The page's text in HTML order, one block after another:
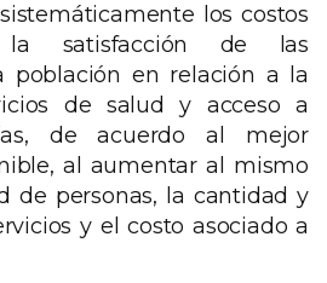
los costos
la satisfacción de las
población en relación a la
de salud y acceso a
de acuerdo al mejor
al aumentar al mismo
de personas, la cantidad y
y el costo asociado a